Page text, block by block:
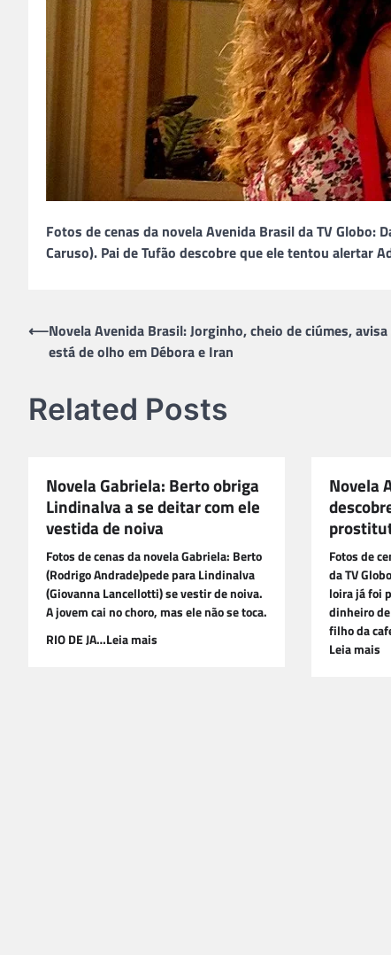
Fotos de cenas da novela Avenida Brasil da TV Globo:
Caruso). Pai de Tufão descobre que ele tentou alertar
Navegação
⟵Novela Avenida Brasil: Jorginho, cheio de ciúmes,
está de olho em Débora e Iran
Related Posts
Novela Gabriela: Berto obriga
Lindinalva a se deitar com ele
vestida de noiva
Fotos de cenas da novela Gabriela: Berto
(Rodrigo Andrade)pede para Lindinalva
(Giovanna Lancellotti) se vestir de noiva.
A jovem cai no choro, mas ele não se toca.
RIO DE JA…Leia mais
Novela
Fotos de
da TV
loira já foi
dinheiro
filho da
Leia mais